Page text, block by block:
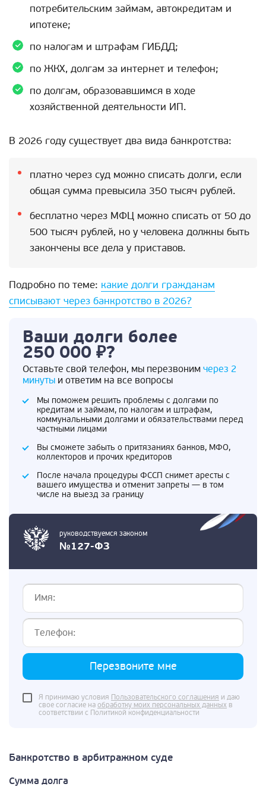
потребительским займам, автокредитам и
ипотеке;
по налогам и штрафам ГИБДД;
по ЖКХ, долгам за интернет и телефон;
по долгам, образовавшимся в ходе
хозяйственной деятельности ИП.
В 2026 году существует два вида банкротства:
платно через суд можно списать долги, если
общая сумма превысила 350 тысяч рублей.
бесплатно через МФЦ можно списать от 50 до
500 тысяч рублей, но у человека должны быть
закончены все дела у приставов.
Подробно по теме: какие долги гражданам
списывают через банкротство в 2026?
руководствуемся законом
№127-ФЗ
Ваши долги более
250 000 ₽?
Оставьте свой телефон, мы перезвоним через 2
минуты и ответим на все вопросы
Мы поможем решить проблемы с долгами по
кредитам и займам, по налогам и штрафам,
коммунальными долгами и обязательствами перед
частными лицами
Вы сможете забыть о притязаниях банков, МФО,
коллекторов и прочих кредиторов
После начала процедуры ФССП снимет аресты с
вашего имущества и отменит запреты — в том
числе на выезд за границу
Перезвоните мне
Я принимаю условия Пользовательского соглашения и даю
свое согласие на обработку моих персональных данных в
соответствии с Политикой конфиденциальности
Банкротство в арбитражном суде
Сумма долга